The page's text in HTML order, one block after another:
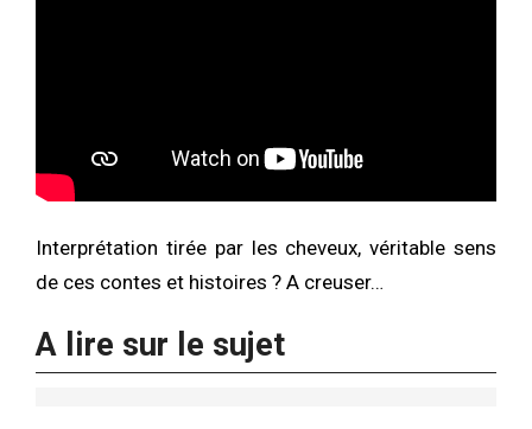
Interprétation tirée par les cheveux, véritable sens
de ces contes et histoires ? A creuser…
A lire sur le sujet